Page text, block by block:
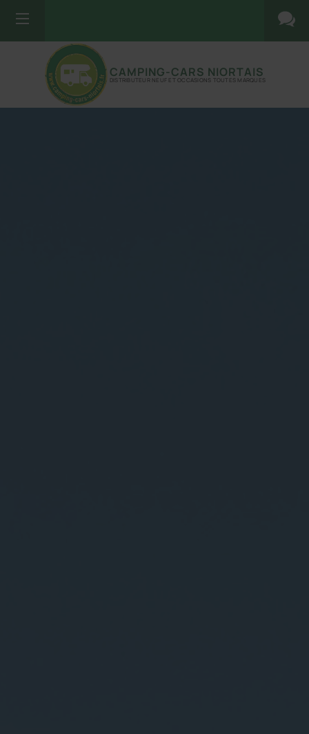
CAMPING-CARS NIORTAIS
DISTRIBUTEUR NEUF ET OCCASIONS TOUTES MARQUES